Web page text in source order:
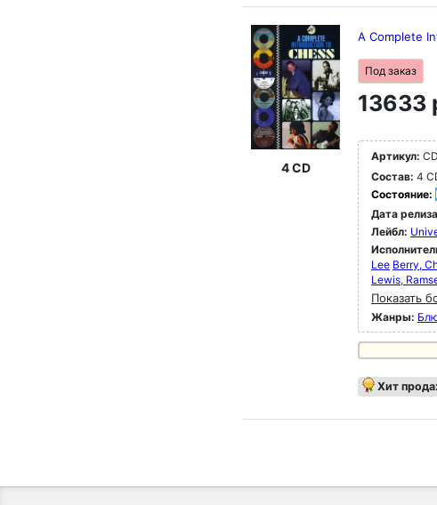
4 CD
A Complete
Под заказ
13633
Артикул:
Состав: 4
Состояние:
Дата
Лейбл:
Lee Berry,
Lewis,
Показать
Жанры:
Хит